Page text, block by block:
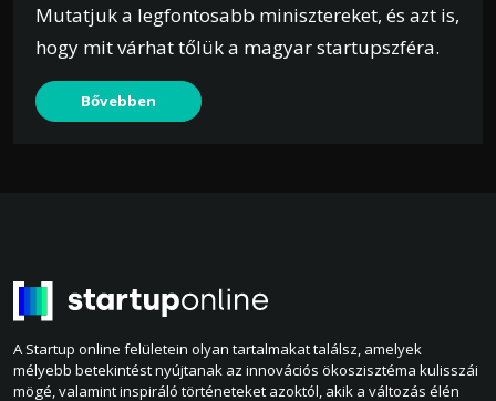
Mutatjuk a legfontosabb minisztereket, és azt is,
hogy mit várhat tőlük a magyar startupszféra.
Bővebben
A Startup online felületein olyan tartalmakat találsz, amelyek
mélyebb betekintést nyújtanak az innovációs ökoszisztéma kulisszái
mögé, valamint inspiráló történeteket azoktól, akik a változás élén